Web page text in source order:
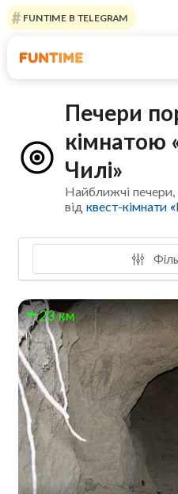
FUNTIME В TELEGRAM
Печери
кімнатою
Чилі»
Найближчі печери,
відквест-кімнати
23 км